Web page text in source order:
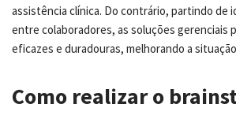
assistência clínica. Do contrário, partindo de
entre colaboradores, as soluções gerenciais
eficazes e duradouras, melhorando a
Como realizar o